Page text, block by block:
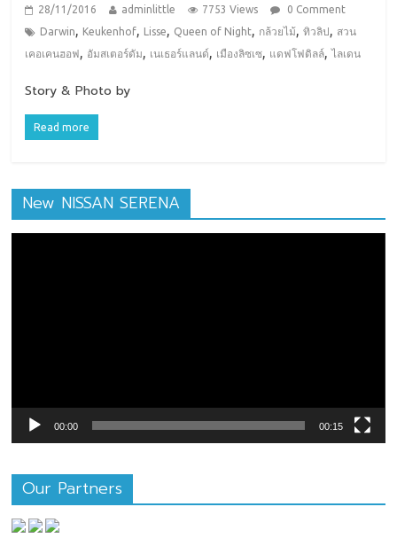
28/11/2016 adminlittle 7753 Views
0 Comment
Darwin, Keukenhof, Lisse, Queen of Night, กล้วยไม้,ทิวลิป , สวน
เคอเคนฮอฟ , อัมสเตอร์ดัม, เนเธอร์แลนด์, เมืองลิซเซ, แดฟโฟดิลล์,ไลเดน
Story & Photo by
Read more
New NISSAN SERENA
00:00 00:15
Our Partners